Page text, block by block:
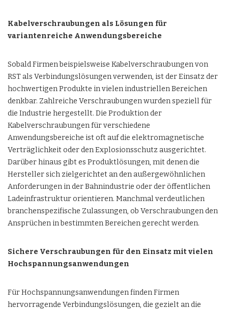
Kabelverschraubungen als Lösungen für
variantenreiche Anwendungsbereiche
Sobald Firmenbeispielsweise Kabelverschraubungen von
RST als Verbindungslösungen verwenden, ist der Einsatz der
hochwertigen Produkte in vielen industriellen Bereichen
denkbar. Zahlreiche Verschraubungen wurden speziell für
die Industrie hergestellt. Die Produktion der
Kabelverschraubungen für verschiedene
Anwendungsbereiche ist oft auf die elektromagnetische
Verträglichkeit oder den Explosionsschutz ausgerichtet.
Darüber hinaus gibt es Produktlösungen, mit denen die
Hersteller sich zielgerichtet an den außergewöhnlichen
Anforderungen in der Bahnindustrie oder der öffentlichen
Ladeinfrastruktur orientieren. Manchmal verdeutlichen
branchenspezifische Zulassungen, ob Verschraubungen den
Ansprüchen in bestimmten Bereichen gerecht werden.
Sichere Verschraubungen für den Einsatz mit vielen
Hochspannungsanwendungen
Für Hochspannungsanwendungen finden Firmen
hervorragende Verbindungslösungen, die gezielt an die